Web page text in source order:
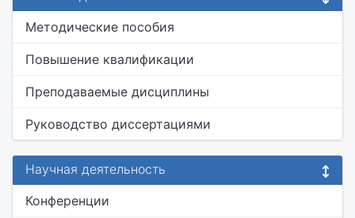
Методические пособия
Повышение квалификации
Преподаваемые дисциплины
Руководство диссертациями
Научная деятельность
Конференции